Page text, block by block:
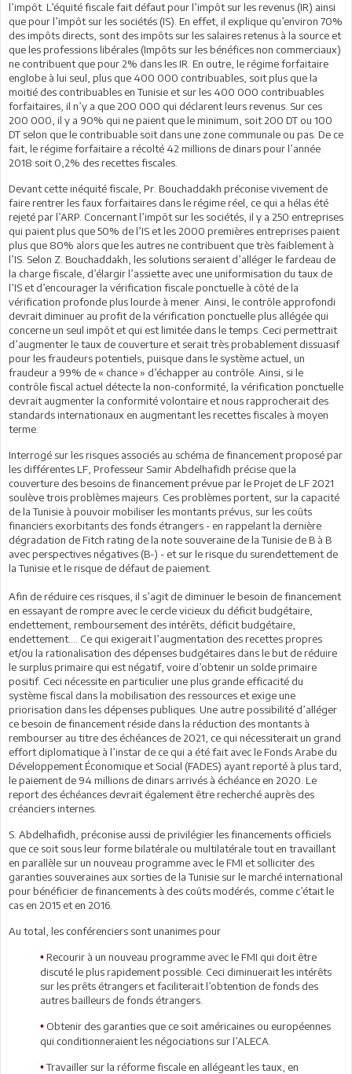
l’impôt. L’équité fiscale fait défaut pour l’impôt sur les revenus (IR) ainsi
que pour l’impôt sur les sociétés (IS). En effet, il explique qu’environ 70%
des impôts directs, sont des impôts sur les salaires retenus à la source et
que les professions libérales (Impôts sur les bénéfices non commerciaux)
ne contribuent que pour 2% dans les IR. En outre, le régime forfaitaire
englobe à lui seul, plus que 400 000 contribuables, soit plus que la
moitié des contribuables en Tunisie et sur les 400 000 contribuables
forfaitaires, il n’y a que 200 000 qui déclarent leurs revenus. Sur ces
200 000, il y a 90% qui ne paient que le minimum, soit 200 DT ou 100
DT selon que le contribuable soit dans une zone communale ou pas. De ce
fait, le régime forfaitaire a récolté 42 millions de dinars pour l’année
2018 soit 0,2% des recettes fiscales.
Devant cette inéquité fiscale, Pr. Bouchaddakh préconise vivement de
faire rentrer les faux forfaitaires dans le régime réel, ce qui a hélas été
rejeté par l’ARP. Concernant l’impôt sur les sociétés, il y a 250 entreprises
qui paient plus que 50% de l’IS et les 2000 premières entreprises paient
plus que 80% alors que les autres ne contribuent que très faiblement à
l’IS. Selon Z. Bouchaddakh, les solutions seraient d’alléger le fardeau de
la charge fiscale, d’élargir l’assiette avec une uniformisation du taux de
l’IS et d’encourager la vérification fiscale ponctuelle à côté de la
vérification profonde plus lourde à mener. Ainsi, le contrôle approfondi
devrait diminuer au profit de la vérification ponctuelle plus allégée qui
concerne un seul impôt et qui est limitée dans le temps. Ceci permettrait
d’augmenter le taux de couverture et serait très probablement dissuasif
pour les fraudeurs potentiels, puisque dans le système actuel, un
fraudeur a 99% de « chance » d’échapper au contrôle. Ainsi, si le
contrôle fiscal actuel détecte la non-conformité, la vérification ponctuelle
devrait augmenter la conformité volontaire et nous rapprocherait des
standards internationaux en augmentant les recettes fiscales à moyen
terme.
Interrogé sur les risques associés au schéma de financement proposé par
les différentes LF, Professeur Samir Abdelhafidh précise que la
couverture des besoins de financement prévue par le Projet de LF 2021
soulève trois problèmes majeurs. Ces problèmes portent, sur la capacité
de la Tunisie à pouvoir mobiliser les montants prévus, sur les coûts
financiers exorbitants des fonds étrangers - en rappelant la dernière
dégradation de Fitch rating de la note souveraine de la Tunisie de B à B
avec perspectives négatives (B-) - et sur le risque du surendettement de
la Tunisie et le risque de défaut de paiement.
Afin de réduire ces risques, il s’agit de diminuer le besoin de financement
en essayant de rompre avec le cercle vicieux du déficit budgétaire,
endettement, remboursement des intérêts, déficit budgétaire,
endettement…. Ce qui exigerait l’augmentation des recettes propres
et/ou la rationalisation des dépenses budgétaires dans le but de réduire
le surplus primaire qui est négatif, voire d’obtenir un solde primaire
positif. Ceci nécessite en particulier une plus grande efficacité du
système fiscal dans la mobilisation des ressources et exige une
priorisation dans les dépenses publiques. Une autre possibilité d’alléger
ce besoin de financement réside dans la réduction des montants à
rembourser au titre des échéances de 2021, ce qui nécessiterait un grand
effort diplomatique à l’instar de ce qui a été fait avec le Fonds Arabe du
Développement Économique et Social (FADES) ayant reporté à plus tard,
le paiement de 94 millions de dinars arrivés à échéance en 2020. Le
report des échéances devrait également être recherché auprès des
créanciers internes.
S. Abdelhafidh, préconise aussi de privilégier les financements officiels
que ce soit sous leur forme bilatérale ou multilatérale tout en travaillant
en parallèle sur un nouveau programme avec le FMI et solliciter des
garanties souveraines aux sorties de la Tunisie sur le marché international
pour bénéficier de financements à des coûts modérés, comme c’était le
cas en 2015 et en 2016.
Au total, les conférenciers sont unanimes pour
• Recourir à un nouveau programme avec le FMI qui doit être
discuté le plus rapidement possible. Ceci diminuerait les intérêts
sur les prêts étrangers et faciliterait l’obtention de fonds des
autres bailleurs de fonds étrangers.
• Obtenir des garanties que ce soit américaines ou européennes
qui conditionneraient les négociations sur l’ALECA.
•Travailler sur la réforme fiscale en allégeant les taux, en